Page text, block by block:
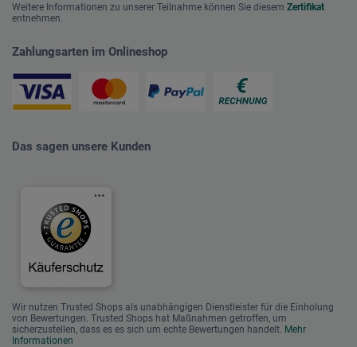
Weitere Informationen zu unserer Teilnahme können Sie diesem Zertifikat
entnehmen.
Zahlungsarten im Onlineshop
Das sagen unsere Kunden
Wir nutzen Trusted Shops als unabhängigen Dienstleister für die Einholung
von Bewertungen. Trusted Shops hat Maßnahmen getroffen, um
sicherzustellen, dass es es sich um echte Bewertungen handelt. Mehr
Informationen